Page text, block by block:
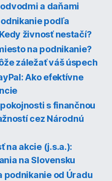
a daňami
podľa
živnosť nestačí?
na podnikanie?
záležať váš úspech
Ako efektívne
s finančnou
cez Národnú
na akcie (j.s.a.):
na Slovensku
podnikanie od Úradu